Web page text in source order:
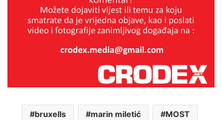
bruxells marin miletić MOST